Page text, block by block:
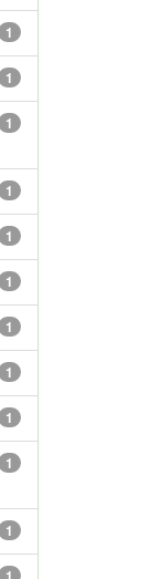
1
1
1
1
1
1
1
1
1
1
1